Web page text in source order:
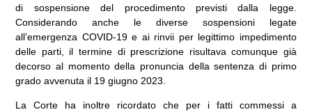
di sospensione del procedimento previsti dalla legge.
Considerando anche le diverse sospensioni legate
all’emergenza COVID-19 e ai rinvii per legittimo impedimento
delle parti, il termine di prescrizione risultava comunque già
decorso al momento della pronuncia della sentenza di primo
grado avvenuta il 19 giugno 2023.
La Corte ha inoltre ricordato che per i fatti commessi a